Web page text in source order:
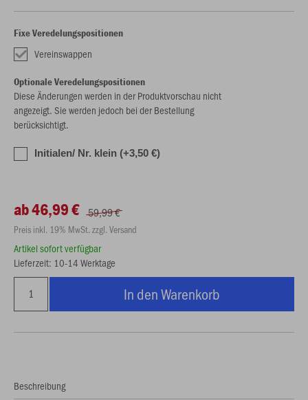
Fixe Veredelungspositionen
Vereinswappen
Optionale Veredelungspositionen
Diese Änderungen werden in der Produktvorschau nicht
angezeigt. Sie werden jedoch bei der Bestellung
berücksichtigt.
Initialen/ Nr. klein (+3,50 €)
ab 46,99 € 59,99 €
Preis inkl. 19% MwSt. zzgl. Versand
Artikel sofort verfügbar
Lieferzeit: 10-14 Werktage
In den Warenkorb
Beschreibung